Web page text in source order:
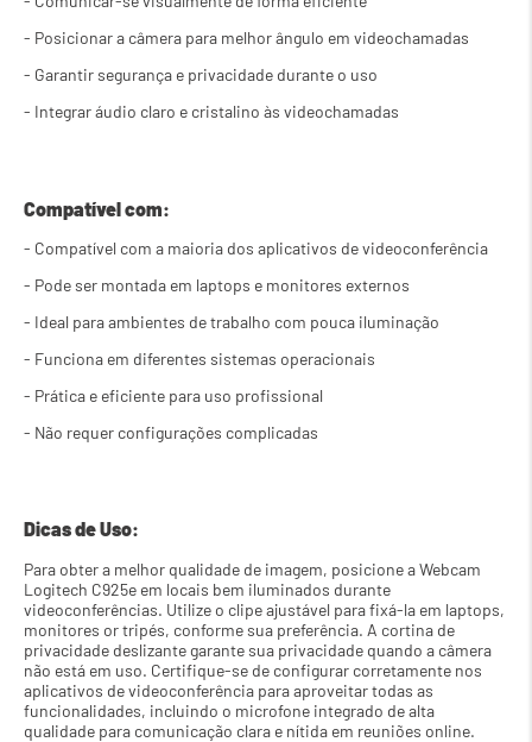
- Posicionar a câmera para melhor ângulo em videochamadas
- Garantir segurança e privacidade durante o uso
- Integrar áudio claro e cristalino às videochamadas
Compatível com:
- Compatível com a maioria dos aplicativos de videoconferência
- Pode ser montada em laptops e monitores externos
- Ideal para ambientes de trabalho com pouca iluminação
- Funciona em diferentes sistemas operacionais
- Prática e eficiente para uso profissional
- Não requer configurações complicadas
Dicas de Uso:
Para obter a melhor qualidade de imagem, posicione a Webcam
Logitech C925e em locais bem iluminados durante
videoconferências. Utilize o clipe ajustável para fixá-la em laptops,
monitores or tripés, conforme sua preferência. A cortina de
privacidade deslizante garante sua privacidade quando a câmera
não está em uso. Certifique-se de configurar corretamente nos
aplicativos de videoconferência para aproveitar todas as
funcionalidades, incluindo o microfone integrado de alta
qualidade para comunicação clara e nítida em reuniões online.